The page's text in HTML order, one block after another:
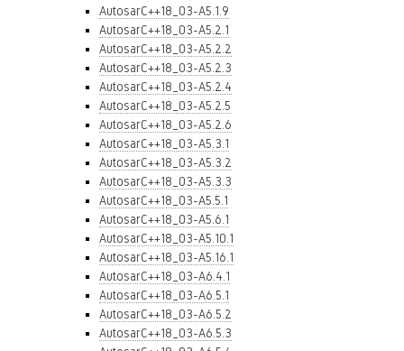
AutosarC++18_03-A5.1.9
AutosarC++18_03-A5.2.1
AutosarC++18_03-A5.2.2
AutosarC++18_03-A5.2.3
AutosarC++18_03-A5.2.4
AutosarC++18_03-A5.2.5
AutosarC++18_03-A5.2.6
AutosarC++18_03-A5.3.1
AutosarC++18_03-A5.3.2
AutosarC++18_03-A5.3.3
AutosarC++18_03-A5.5.1
AutosarC++18_03-A5.6.1
AutosarC++18_03-A5.10.1
AutosarC++18_03-A5.16.1
AutosarC++18_03-A6.4.1
AutosarC++18_03-A6.5.1
AutosarC++18_03-A6.5.2
AutosarC++18_03-A6.5.3